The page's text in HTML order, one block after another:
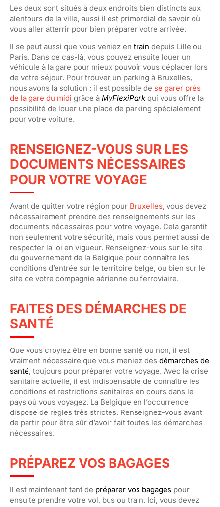
Les deux sont situés à deux endroits bien distincts aux
alentours de la ville, aussi il est primordial de savoir où
vous aller atterrir pour bien préparer votre arrivée.
Il se peut aussi que vous veniez en train depuis Lille ou
Paris. Dans ce cas-là, vous pouvez ensuite louer un
véhicule à la gare pour mieux pouvoir vous déplacer lors
de votre séjour. Pour trouver un parking à Bruxelles,
nous avons la solution : il est possible de se garer près
de la gare du midi grâce à MyFlexiPark qui vous offre la
possibilité de louer une place de parking spécialement
pour votre voiture.
RENSEIGNEZ-VOUS SUR LES
DOCUMENTS NÉCESSAIRES
POUR VOTRE VOYAGE
Avant de quitter votre région pour Bruxelles, vous devez
nécessairement prendre des renseignements sur les
documents nécessaires pour votre voyage. Cela garantit
non seulement votre sécurité, mais vous permet aussi de
respecter la loi en vigueur. Renseignez-vous sur le site
du gouvernement de la Belgique pour connaître les
conditions d’entrée sur le territoire belge, ou bien sur le
site de votre compagnie aérienne ou ferroviaire.
FAITES DES DÉMARCHES DE
SANTÉ
Que vous croyiez être en bonne santé ou non, il est
vraiment nécessaire que vous meniez des démarches de
santé, toujours pour préparer votre voyage. Avec la crise
sanitaire actuelle, il est indispensable de connaître les
conditions et restrictions sanitaires en cours dans le
pays où vous voyagez. La Belgique en l’occurrence
dispose de règles très strictes. Renseignez-vous avant
de partir pour être sûr d’avoir fait toutes les démarches
nécessaires.
PRÉPAREZ VOS BAGAGES
Il est maintenant tant de préparer vos bagages pour
ensuite prendre votre vol, bus ou train. Ici, vous devez